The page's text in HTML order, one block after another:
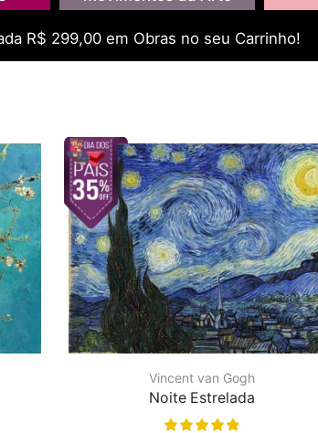
R$ 299,00 em Obras no seu Carrinho!
Vincent van Gogh
Noite Estrelada